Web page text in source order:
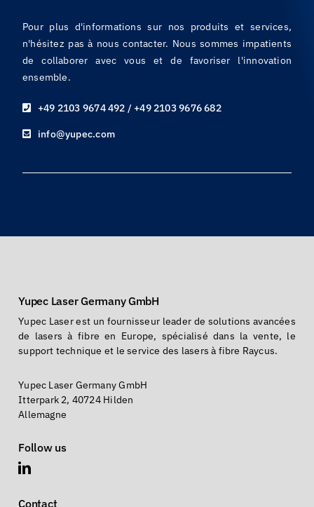
Pour plus d'informations sur nos produits et services,
n'hésitez pas à nous contacter. Nous sommes impatients
de collaborer avec vous et de favoriser l'innovation
ensemble.
+49 2103 9674 492 / +49 2103 9676 682
info@yupec.com
Yupec Laser Germany GmbH
Yupec Laser est un fournisseur leader de solutions avancées
de lasers à fibre en Europe, spécialisé dans la vente, le
support technique et le service des lasers à fibre Raycus.
Yupec Laser Germany GmbH
Itterpark 2, 40724 Hilden
Allemagne
Follow us
Contact